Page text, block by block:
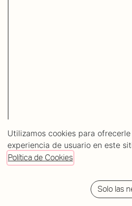
Utilizamos cookies para
experiencia de usuario en este
Política de Cookies
Solo las